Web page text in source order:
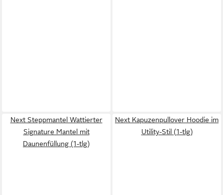
Next Steppmantel Wattierter
Signature Mantel mit
Daunenfüllung (1-tlg)
Next Kapuzenpullover Hoodie im
Utility-Stil (1-tlg)